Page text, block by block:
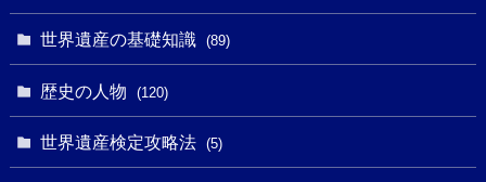
(43)
(4)
(32)
(13) (6)
(1)
(27)
(10)
(4)
(9)
世界遺産の基礎知識 (89)
歴史の人物 (120)
世界遺産検定攻略法 (5)